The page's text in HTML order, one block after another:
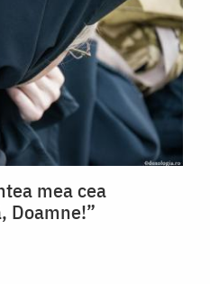
mea cea
Doamne!”